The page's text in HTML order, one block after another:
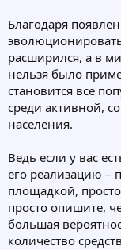
Благодаря
расширился, а в
нельзя было
становится все
среди активной,
населения.
Ведь если у вас
его реализацию –
площадкой,
просто опишите,
большая
количество